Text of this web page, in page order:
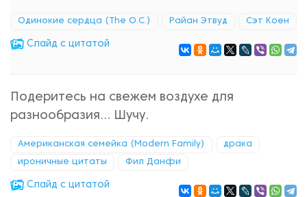
Одинокие сердца (The O.C.) Райан Этвуд Сэт Коен
Cлайд с цитатой
Подеритесь на свежем воздухе для
разнообразия... Шучу.
Американская семейка (Modern Family) драка
ироничные цитаты Фил Данфи
Cлайд с цитатой